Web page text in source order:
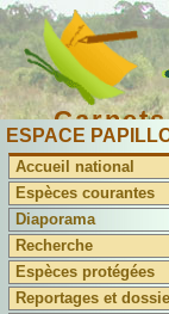
ESPACE
Accueil national
Espèces courantes
Diaporama
Recherche
Espèces protégées
Reportages et